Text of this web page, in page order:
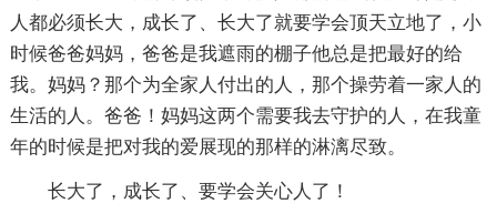
人都必须长大，成长了、长大了就要学会顶天立地了，小
时候爸爸妈妈，爸爸是我遮雨的棚子他总是把最好的给
我。妈妈？那个为全家人付出的人，那个操劳着一家人的
生活的人。爸爸！妈妈这两个需要我去守护的人，在我童
年的时候是把对我的爱展现的那样的淋漓尽致。
长大了，成长了、要学会关心人了！